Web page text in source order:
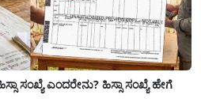
ಸಂಖ್ಯೆ ಎಂದರೇನು? ಹಿಸ್ಸಾ ಸಂಖ್ಯೆ ಹೇಗೆ